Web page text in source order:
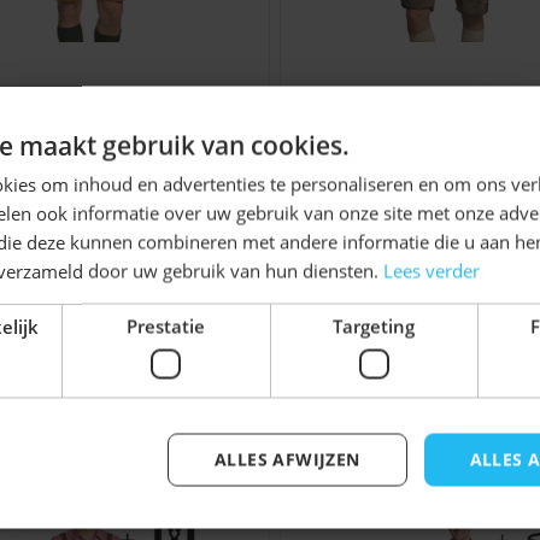
Nederland, voor elk
Alles is uit
morgen in huis.
waar je echt
bij de
en vormt zich naar
tijd comfortabeler.
om vuil te
schoonmaakmiddelen
(Rundleer)
€ 49,99 € 119,99
iets voor u zijn!
met de tabtoets. U kunt de carrousel overslaan
maakt gebruik van cookies.
om inhoud en advertenties te personaliseren en om ons
ook informatie over uw gebruik van onze site met onze
deze kunnen combineren met andere informatie die u aan
door uw gebruik van hun diensten. Lees verder
Prestatie Targeting
ALLES
ALLES AFWIJZEN
Ontvang5%
KORTING!
Schrijf je nu in voor de nieuwsbrief en ontvang toegang
tot exclusieve kortingen!
Voor- en achternaam
Inschrijven